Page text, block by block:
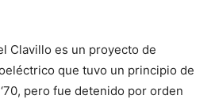
Clavillo es un proyecto de
que tuvo un principio de
pero fue detenido por orden